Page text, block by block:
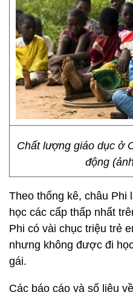
Chất lượng giáo dục ở
động
Theo thống kê, châu Phi
học các cấp thấp nhất
Phi có vài chục triệu trẻ
nhưng không được đi
gái.
Các báo cáo và số liệu